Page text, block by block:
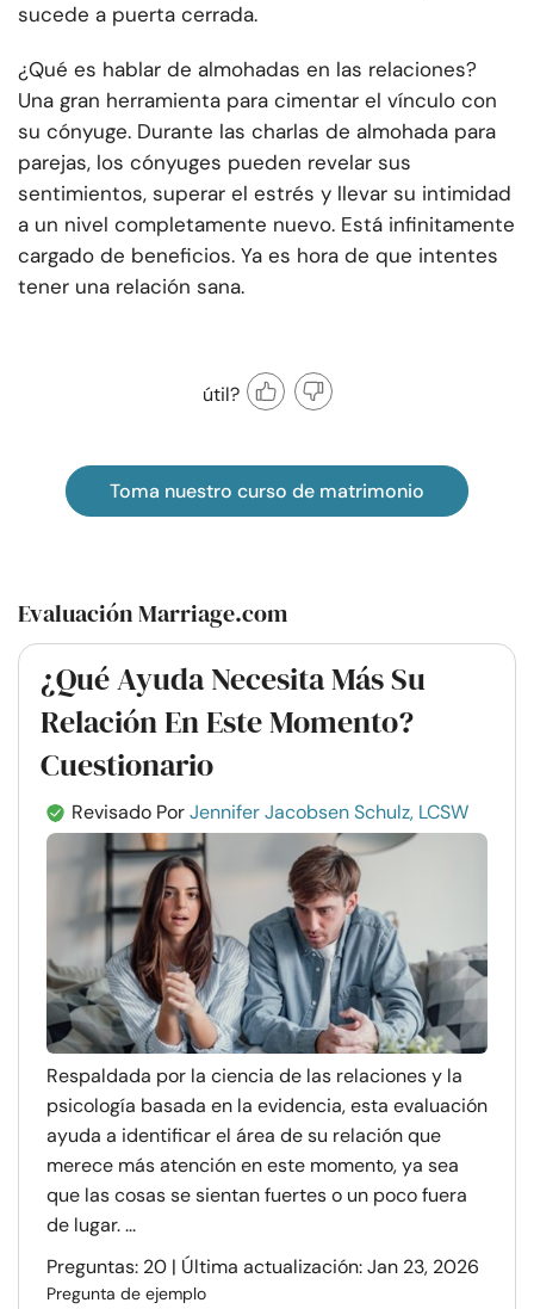
sucede a puerta cerrada.
¿Qué es hablar de almohadas en las relaciones?
Una gran herramienta para cimentar el vínculo con
su cónyuge. Durante las charlas de almohada para
parejas, los cónyuges pueden revelar sus
sentimientos, superar el estrés y llevar su intimidad
a un nivel completamente nuevo. Está infinitamente
cargado de beneficios. Ya es hora de que intentes
tener una relación sana.
útil?
Toma nuestro curso de matrimonio
Evaluación Marriage.com
¿Qué Ayuda Necesita Más Su
Relación En Este Momento?
Cuestionario
Revisado PorJennifer Jacobsen Schulz, LCSW
Respaldada por la ciencia de las relaciones y la
psicología basada en la evidencia, esta evaluación
ayuda a identificar el área de su relación que
merece más atención en este momento, ya sea
que las cosas se sientan fuertes o un poco fuera
de lugar. ...
Preguntas: 20 | Última actualización: Jan 23, 2026
Pregunta de ejemplo